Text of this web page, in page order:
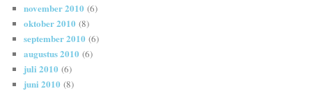
november 2010 (6)
oktober 2010 (8)
september 2010 (6)
augustus 2010 (6)
juli 2010 (6)
juni 2010 (8)